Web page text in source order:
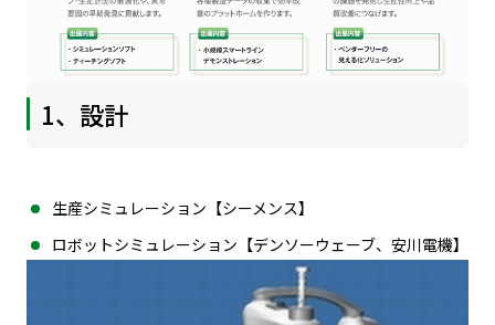
1、設計
生産シミュレーション【シーメンス】
ロボットシミュレーション【デンソーウェーブ、安川電機】